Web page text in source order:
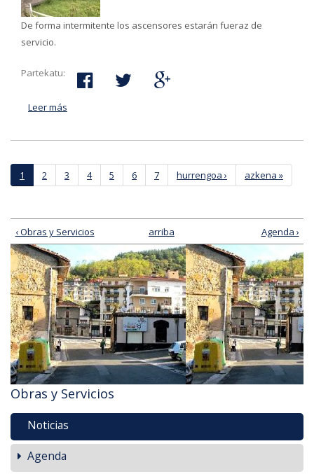
De forma intermitente los ascensores estarán fueraz de
servicio.
Partekatu:
Leer más
4 de julio
Páginas
1 2 3 4 5 6 7 hurrengoa › azkena »
‹ Obras y Servicios arriba Agenda ›
Obras y Servicios
Noticias
Agenda